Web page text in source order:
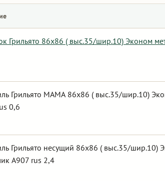
Грильято 86х86 ( выс.35/шир.10) Эконом
Грильято МАМА 86х86 ( выс.35/шир.10)
0,6
Грильято несущий 86х86 ( выс.35/шир.10)
А907 rus 2,4